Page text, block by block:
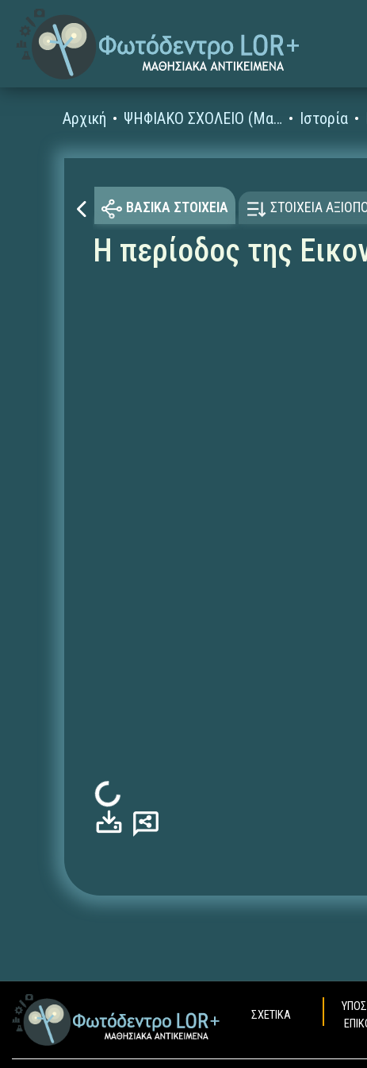
Αρχική ΨΗΦΙΑΚΟ ΣΧΟΛΕΙΟ (Μαθησιακά Αντικείμενα) Ιστορία
ΒΑΣΙΚΑ ΣΤΟΙΧΕΙΑ ΣΤΟΙΧΕΙΑ
Η περίοδος της
Φόρτωση...
ΣΧΕΤΙΚΑ